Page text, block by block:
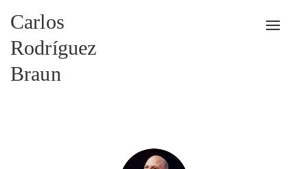
Carlos
Rodríguez
Braun